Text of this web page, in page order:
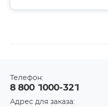
Телефон:
8 800 1000-321
Адрес для заказа: